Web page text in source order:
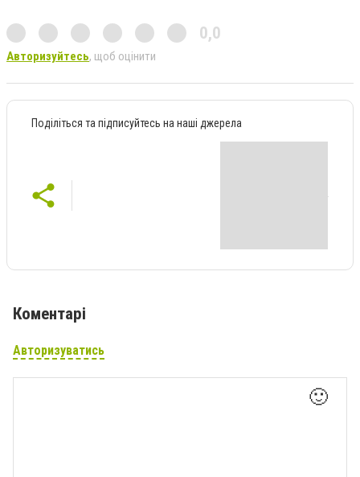
0,0
Авторизуйтесь, щоб оцінити
Поділіться та підписуйтесь на наші джерела
Коментарі
Авторизуватись
🙂